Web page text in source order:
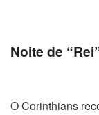
Noite de
O Corinthians